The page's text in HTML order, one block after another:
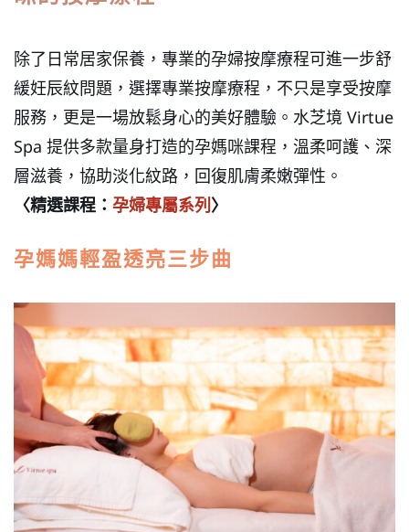
除了日常居家保養，專業的孕婦按摩療程可進一步舒
緩妊辰紋問題，選擇專業按摩療程，不只是享受按摩
服務，更是一場放鬆身心的美好體驗。水芝境 Virtue
Spa 提供多款量身打造的孕媽咪課程，溫柔呵護、深
層滋養，協助淡化紋路，回復肌膚柔嫩彈性。
〈精選課程： 孕婦專屬系列 〉
孕媽媽輕盈透亮三步曲